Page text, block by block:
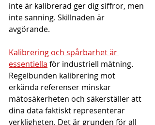
inte är kalibrerad ger dig siffror, men
inte sanning. Skillnaden är
avgörande.
Kalibrering och spårbarhet är
essentiella för industriell mätning.
Regelbunden kalibrering mot
erkända referenser minskar
mätosäkerheten och säkerställer att
dina data faktiskt representerar
verkligheten. Det är grunden för all